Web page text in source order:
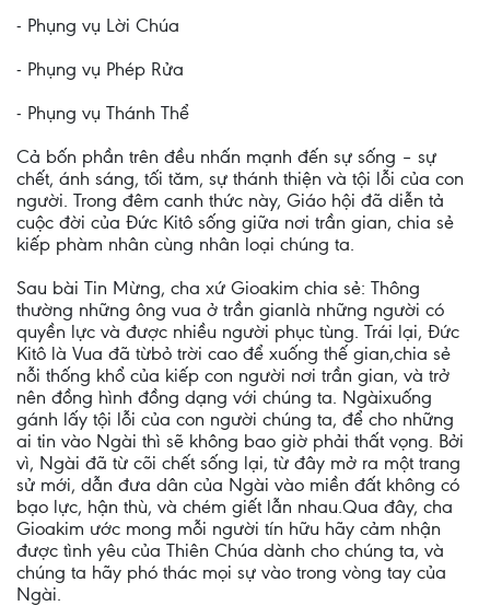
- Phụng vụ Lời Chúa
- Phụng vụ Phép Rửa
- Phụng vụ Thánh Thể
Cả bốn phần trên đều nhấn mạnh đến sự sống – sự
chết, ánh sáng, tối tăm, sự thánh thiện và tội lỗi của con
người. Trong đêm canh thức này, Giáo hội đã diễn tả
cuộc đời của Đức Kitô sống giữa nơi trần gian, chia sẻ
kiếp phàm nhân cùng nhân loại chúng ta.
Sau bài Tin Mừng, cha xứ Gioakim chia sẻ: Thông
thường những ông vua ở trần gianlà những người có
quyền lực và được nhiều người phục tùng. Trái lại, Đức
Kitô là Vua đã từbỏ trời cao để xuống thế gian,chia sẻ
nỗi thống khổ của kiếp con người nơi trần gian, và trở
nên đồng hình đồng dạng với chúng ta. Ngàixuống
gánh lấy tội lỗi của con người chúng ta, để cho những
ai tin vào Ngài thì sẽ không bao giờ phải thất vọng. Bởi
vì, Ngài đã từ cõi chết sống lại, từ đây mở ra một trang
sử mới, dẫn đưa dân của Ngài vào miền đất không có
bạo lực, hận thù, và chém giết lẫn nhau.Qua đây, cha
Gioakim ước mong mỗi người tín hữu hãy cảm nhận
được tình yêu của Thiên Chúa dành cho chúng ta, và
chúng ta hãy phó thác mọi sự vào trong vòng tay của
Ngài.